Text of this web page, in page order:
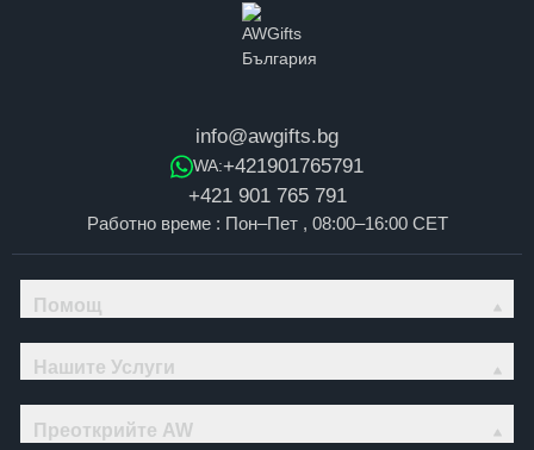
info@awgifts.bg
WA:+421901765791
+421 901 765 791
Работно време : Пон–Пет , 08:00–16:00 CET
Помощ
Нашите Услуги
Преоткрийте AW